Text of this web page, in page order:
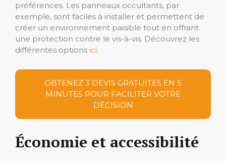
préférences. Les panneaux occultants, par
exemple, sont faciles à installer et permettent de
créer un environnement paisible tout en offrant
une protection contre le vis-à-vis. Découvrez les
différentes options ici.
OBTENEZ 3 DEVIS GRATUITES EN 5
MINUTES POUR FACILITER VOTRE
DÉCISION
Économie et accessibilité